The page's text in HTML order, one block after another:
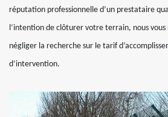
réputation professionnelle d’un prestataire
l’intention de clôturer votre terrain, nous vous
négliger la recherche sur le tarif
d’intervention.